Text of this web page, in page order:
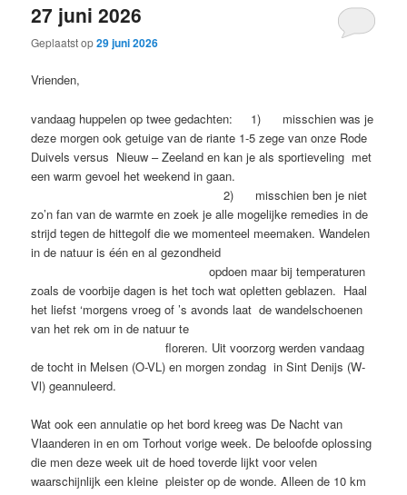
27 juni 2026
Geplaatst op29 juni 2026
Vrienden,
vandaag huppelen op twee gedachten: 1) misschien was je
deze morgen ook getuige van de riante 1-5 zege van onze Rode
Duivels versus Nieuw – Zeeland en kan je als sportieveling met
een warm gevoel het weekend in gaan.
2) misschien ben je niet
zo’n fan van de warmte en zoek je alle mogelijke remedies in de
strijd tegen de hittegolf die we momenteel meemaken. Wandelen
in de natuur is één en al gezondheid
opdoen maar bij temperaturen
zoals de voorbije dagen is het toch wat opletten geblazen. Haal
het liefst ‘morgens vroeg of ’s avonds laat de wandelschoenen
van het rek om in de natuur te
floreren. Uit voorzorg werden vandaag
de tocht in Melsen (O-VL) en morgen zondag in Sint Denijs (W-
Vl) geannuleerd.
Wat ook een annulatie op het bord kreeg was De Nacht van
Vlaanderen in en om Torhout vorige week. De beloofde oplossing
die men deze week uit de hoed toverde lijkt voor velen
waarschijnlijk een kleine pleister op de wonde. Alleen de 10 km